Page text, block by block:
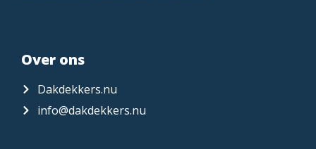
Over ons
Dakdekkers.nu
info@dakdekkers.nu